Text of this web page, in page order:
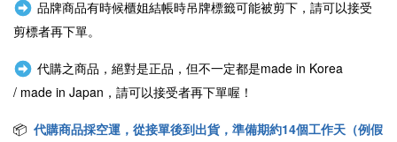
品牌商品有時候櫃姐結帳時吊牌標籤可能被剪下，請可以接受
剪標者再下單。
代購之商品，絕對是正品，但不一定都是made in Korea
/ made in Japan ，請可以接受者再下單喔！
📦 代購商品採空運，從接單後到出貨，準備期約14個工作天（例假